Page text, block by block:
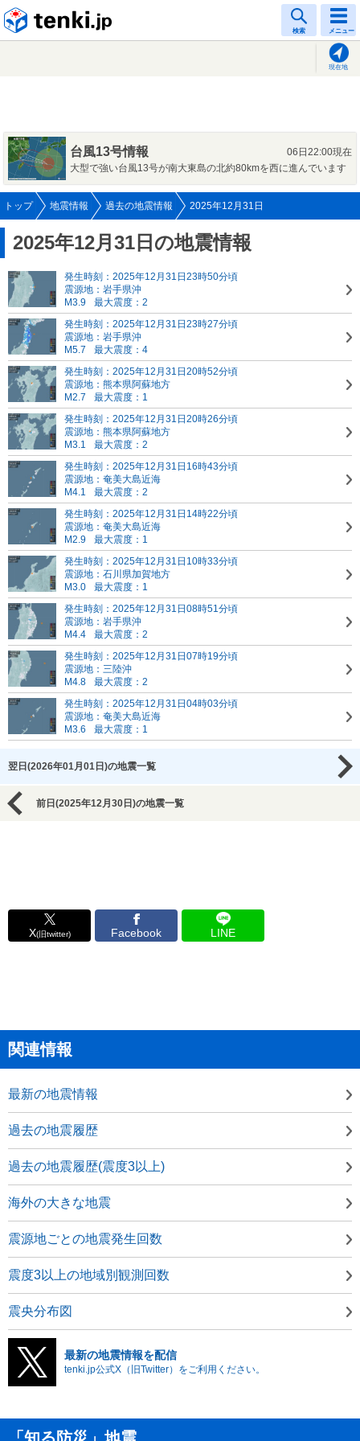
検索 メニュー
現在地
台風13号情報
06日22:00現在
大型で強い台風13号が南大東島の北約80kmを西に進んでいます
トップ 地震情報 過去の地震情報 2025年12月31日
2025年12月31日の地震情報
発生時刻：2025年12月31日23時50分頃
震源地：岩手県沖
M3.9
最大震度：2
発生時刻：2025年12月31日23時27分頃
震源地：岩手県沖
M5.7
最大震度：4
発生時刻：2025年12月31日20時52分頃
震源地：熊本県阿蘇地方
M2.7
最大震度：1
発生時刻：2025年12月31日20時26分頃
震源地：熊本県阿蘇地方
M3.1
最大震度：2
発生時刻：2025年12月31日16時43分頃
震源地：奄美大島近海
M4.1
最大震度：2
発生時刻：2025年12月31日14時22分頃
震源地：奄美大島近海
M2.9
最大震度：1
発生時刻：2025年12月31日10時33分頃
震源地：石川県加賀地方
M3.0
最大震度：1
発生時刻：2025年12月31日08時51分頃
震源地：岩手県沖
M4.4
最大震度：2
発生時刻：2025年12月31日07時19分頃
震源地：三陸沖
M4.8
最大震度：2
発生時刻：2025年12月31日04時03分頃
震源地：奄美大島近海
M3.6
最大震度：1
翌日(2026年01月01日)の地震一覧
前日(2025年12月30日)の地震一覧
X(旧twitter) Facebook LINE
関連情報
最新の地震情報
過去の地震履歴
過去の地震履歴(震度3以上)
海外の大きな地震
震源地ごとの地震発生回数
震度3以上の地域別観測回数
震央分布図
最新の地震情報を配信
tenki.jp公式X（旧Twitter）をご利用ください。